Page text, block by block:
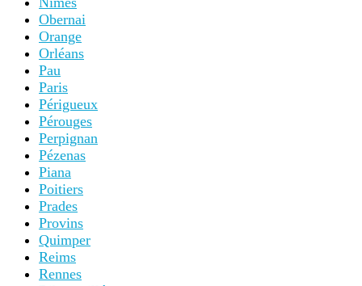
Obernai
Orange
Orléans
Pau
Paris
Périgueux
Pérouges
Perpignan
Pézenas
Piana
Poitiers
Prades
Provins
Quimper
Reims
Rennes